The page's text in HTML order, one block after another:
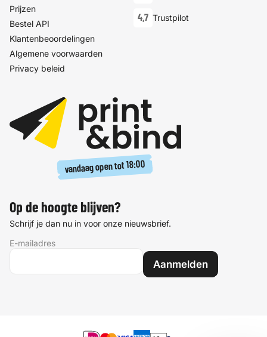
Prijzen
Bestel API
Klantenbeoordelingen
Algemene voorwaarden
Privacy beleid
4,7 Trustpilot
vandaag open tot18:00
Op de hoogte blijven?
Schrijf je dan nu in voor onze nieuwsbrief.
E-mailadres
Aanmelden